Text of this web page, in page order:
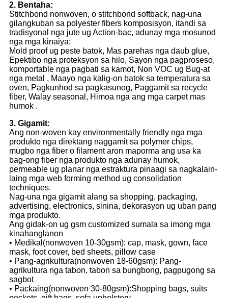
2. Bentaha:
Stitchbond nonwoven, o stitchbond softback, nag-una
gilangkuban sa polyester fibers komposisyon, itandi sa
tradisyonal nga jute ug Action-bac, adunay mga mosunod
nga mga kinaiya:
Mold proof ug peste batok, Mas parehas nga daub glue,
Epektibo nga proteksyon sa hilo, Sayon nga pagproseso,
komportable nga pagbati sa kamot, Non VOC ug Bug-at
nga metal , Maayo nga kalig-on batok sa temperatura sa
oven, Pagkunhod sa pagkasunog, Paggamit sa recycle
fiber, Walay seasonal, Himoa nga ang mga carpet mas
humok .
3. Gigamit:
Ang non-woven kay environmentally friendly nga mga
produkto nga direktang naggamit sa polymer chips,
mugbo nga fiber o filament aron maporma ang usa ka
bag-ong fiber nga produkto nga adunay humok,
permeable ug planar nga estraktura pinaagi sa nagkalain-
laing mga web forming method ug consolidation
techniques.
Nag-una nga gigamit alang sa shopping, packaging,
advertising, electronics, sinina, dekorasyon ug uban pang
mga produkto.
Ang gidak-on ug gsm customized sumala sa imong mga
kinahanglanon
• Medikal(nonwoven 10-30gsm): cap, mask, gown, face
mask, foot cover, bed sheets, pillow case
• Pang-agrikultura(nonwoven 18-60gsm): Pang-
agrikultura nga tabon, tabon sa bungbong, pagpugong sa
sagbot
• Packaing(nonwoven 30-80gsm):Shopping bags, suits